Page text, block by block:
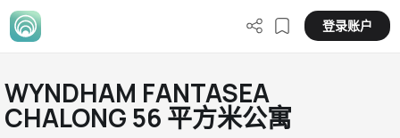
登录账户
WYNDHAM FANTASEA
CHALONG 56 平方米公寓